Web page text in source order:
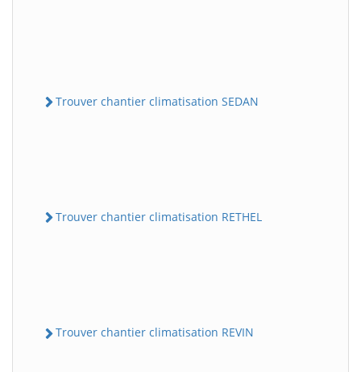
Trouver chantier climatisation SEDAN
Trouver chantier climatisation RETHEL
Trouver chantier climatisation REVIN